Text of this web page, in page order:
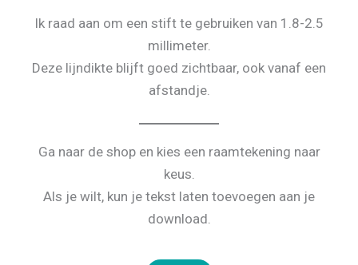
Ik raad aan om een stift te gebruiken van 1.8-2.5
millimeter.
Deze lijndikte blijft goed zichtbaar, ook vanaf een
afstandje.
Ga naar de shop en kies een raamtekening naar
keus.
Als je wilt, kun je tekst laten toevoegen aan je
download.